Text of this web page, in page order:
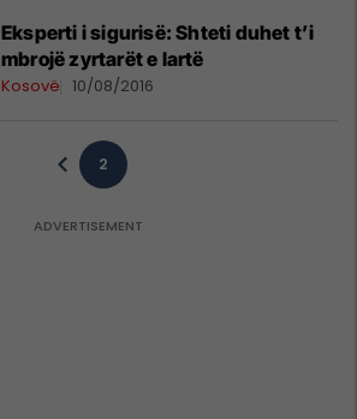
Eksperti i sigurisë: Shteti duhet t’i
mbrojë zyrtarët e lartë
Kosovë 10/08/2016
2